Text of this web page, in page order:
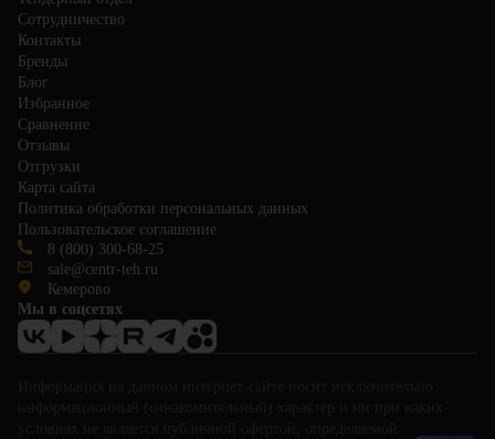
Сотрудничество
Контакты
Бренды
Блог
Избранное
Сравнение
Отзывы
Отгрузки
Карта сайта
Политика обработки персональных данных
Пользовательское соглашение
8 (800) 300-68-25
sale@centr-teh.ru
Кемерово
Мы в соцсетях